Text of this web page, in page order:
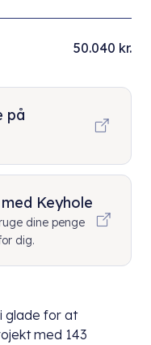
glade for at
med 143
50.040 kr.
på
Keyhole
dine penge
dig.